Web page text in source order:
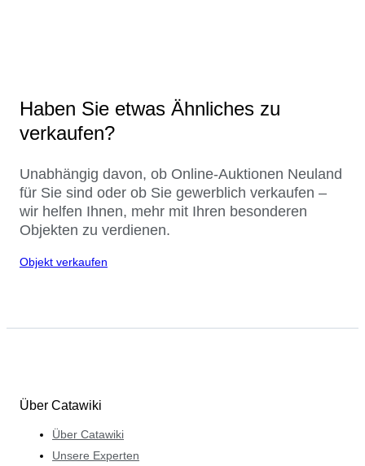
Haben Sie etwas Ähnliches zu
verkaufen?
Unabhängig davon, ob Online-Auktionen Neuland
für Sie sind oder ob Sie gewerblich verkaufen –
wir helfen Ihnen, mehr mit Ihren besonderen
Objekten zu verdienen.
Objekt verkaufen
Über Catawiki
Über Catawiki
Unsere Experten